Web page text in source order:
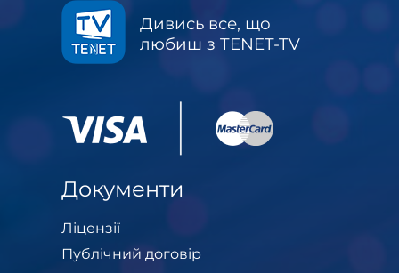
Дивись все, що
любиш з TENET-TV
Документи
Ліцензії
Публічний договір